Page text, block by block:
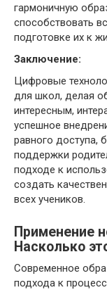
гармоничную
способствовать
подготовке их к
Заключение:
Цифровые
для школ, делая
интересным,
успешное
равного доступа,
поддержки
подходе к
создать
всех учеников.
Применение
Насколько
Современное
подхода к